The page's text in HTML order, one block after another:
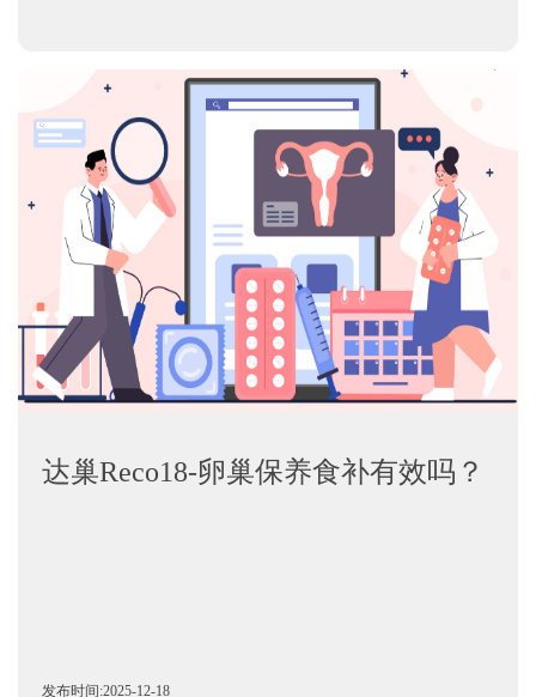
达巢Reco18-卵巢保养食补有效吗？
发布时间:2025-12-18